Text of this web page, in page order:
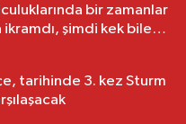
bir zamanlar
şimdi kek bile
tarihinde 3. kez Sturm